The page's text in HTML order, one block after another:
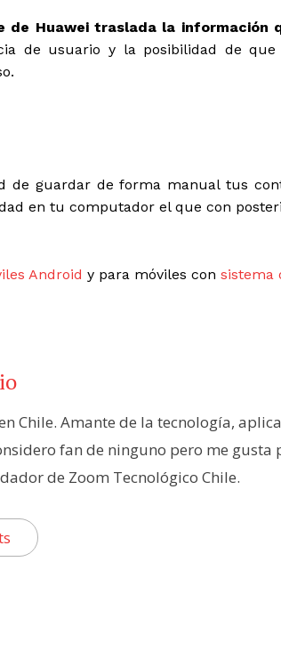
de Huawei traslada la información
de usuario y la posibilidad de
de guardar de forma manual tus
en tu computador el que con
Android y para móviles con sistema
Chile. Amante de la tecnología,
fan de ninguno pero me gusta
de Zoom Tecnológico Chile.